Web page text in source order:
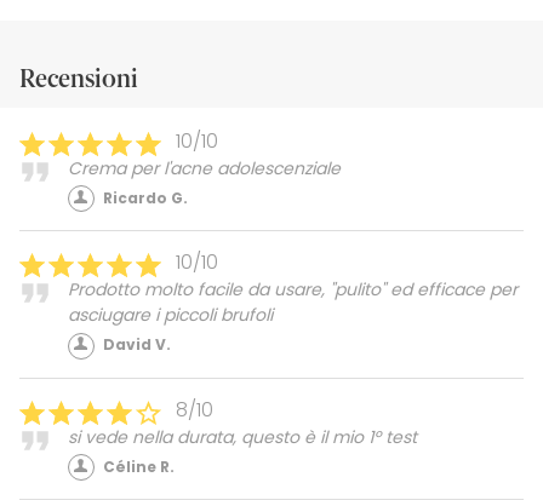
Recensioni
10/10
Crema per l'acne adolescenziale
Ricardo G.
10/10
Prodotto molto facile da usare, "pulito" ed efficace per
asciugare i piccoli brufoli
David V.
8/10
si vede nella durata, questo è il mio 1º test
Céline R.